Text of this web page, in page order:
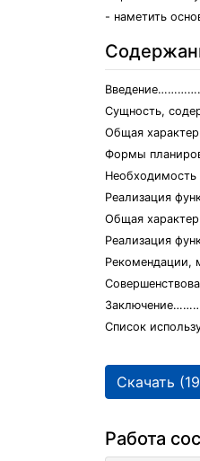
- наметить
Сущность,
Общая
Формы
Реализация
Общая
Реализация
Список
Скачать
Работа